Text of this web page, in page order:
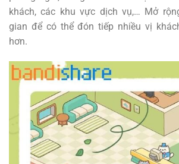
khách, các khu vực dịch vụ,… Mở
gian để có thể đón tiếp nhiều vị
hơn.